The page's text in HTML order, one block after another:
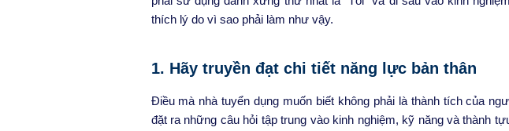
thích lý do vì sao phải làm như vậy.
1. Hãy truyền đạt chi tiết năng lực bản thân
Điều mà nhà tuyển dụng muốn biết không phải là thành tích của
đặt ra những câu hỏi tập trung vào kinh nghiệm, kỹ năng và thành